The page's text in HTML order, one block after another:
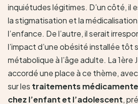
inquiétudes légitimes. D’un côté, il
la stigmatisation et la
l’enfance. De l’autre, il serait
l’impact d’une obésité installée tôt
métabolique à l’âge adulte. La 1ère
accordé une place à ce thème,
sur les traitements
chez l’enfant et l’adolescent,